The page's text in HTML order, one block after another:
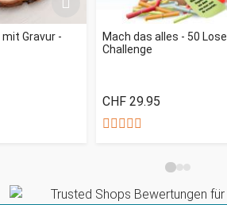
Gravur -
Mach das alles - 50 Lose
Challenge
CHF 29.95